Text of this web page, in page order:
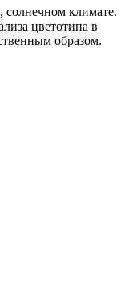
солнечном климате.
цветотипа в
образом.